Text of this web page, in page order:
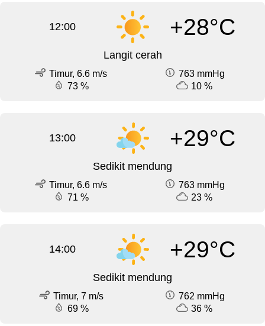
12:00 +28°C
Langit cerah
Timur, 6.6 m/s
763 mmHg
73 %
10 %
13:00 +29°C
Sedikit mendung
Timur, 6.6 m/s
763 mmHg
71 %
23 %
14:00 +29°C
Sedikit mendung
Timur, 7 m/s
762 mmHg
69 %
36 %